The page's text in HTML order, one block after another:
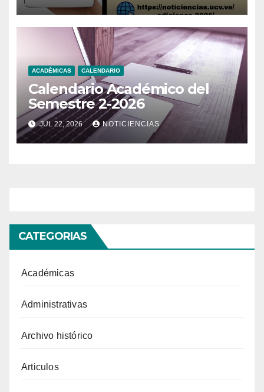
ACADÉMICAS CALENDARIO
Calendario Académico del
Semestre 2-2026
JUL 22, 2026 NOTICIENCIAS
CATEGORIAS
Académicas
Administrativas
Archivo histórico
Articulos